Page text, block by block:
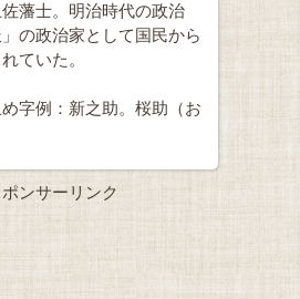
藩士。明治時代の政治
の政治家として国民から
ていた。
字例：新之助。桜助（お
ポンサーリンク